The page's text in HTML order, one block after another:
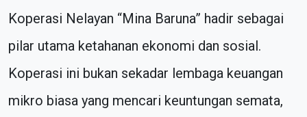
Koperasi Nelayan “Mina Baruna” hadir sebagai
pilar utama ketahanan ekonomi dan sosial.
Koperasi ini bukan sekadar lembaga keuangan
mikro biasa yang mencari keuntungan semata,